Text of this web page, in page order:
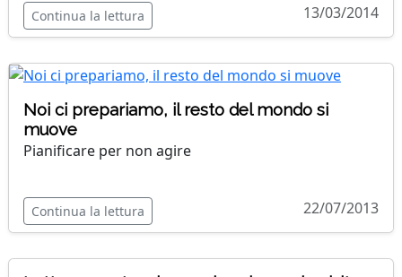
Continua la lettura 13/03/2014
Noi ci prepariamo, il resto del mondo si
muove
Pianificare per non agire
Continua la lettura 22/07/2013